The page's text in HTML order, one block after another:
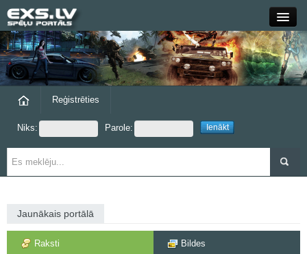
Close
Forums
Grupas
Reģistrēties
Niks: Parole:
Jaunākais portālā
Raksti Bildes